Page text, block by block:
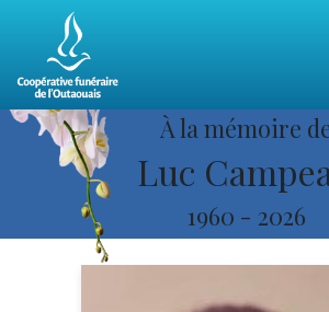
À la mémoire
Luc
1960 - 2026